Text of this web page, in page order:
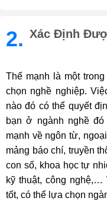
2. Xác Định
Thế mạnh là một
chọn nghề nghiệp.
nào đó có thể quyết
bạn ở ngành nghề
mạnh về ngôn từ,
mảng báo chí, truyền
con số, khoa học tự
kỹ thuật, công nghệ,…
tốt, có thể lựa chọn